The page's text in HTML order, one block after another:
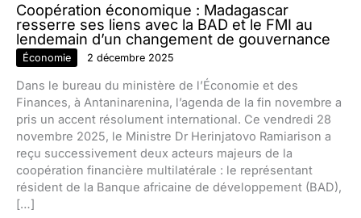
Coopération économique : Madagascar
resserre ses liens avec la BAD et le FMI au
lendemain d’un changement de gouvernance
Économie 2 décembre 2025
Dans le bureau du ministère de l’Économie et des
Finances, à Antaninarenina, l’agenda de la fin novembre a
pris un accent résolument international. Ce vendredi 28
novembre 2025, le Ministre Dr Herinjatovo Ramiarison a
reçu successivement deux acteurs majeurs de la
coopération financière multilatérale : le représentant
résident de la Banque africaine de développement (BAD),
[…]